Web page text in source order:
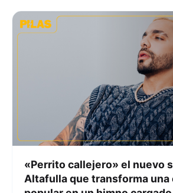
«Perrito callejero» el nuevo
Altafulla que transforma una